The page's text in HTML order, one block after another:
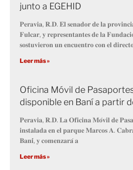
junto a EGEHID
𝐏𝐞𝐫𝐚𝐯𝐢𝐚, 𝐑.𝐃. 𝐄𝐥 𝐬𝐞𝐧𝐚𝐝𝐨𝐫 𝐝𝐞 𝐥𝐚
𝐅𝐮𝐥𝐜𝐚𝐫, 𝐲 𝐫𝐞𝐩𝐫𝐞𝐬𝐞𝐧𝐭𝐚𝐧𝐭𝐞𝐬 𝐝𝐞 𝐥𝐚
𝐬𝐨𝐬𝐭𝐮𝐯𝐢𝐞𝐫𝐨𝐧 𝐮𝐧 𝐞𝐧𝐜𝐮𝐞𝐧𝐭𝐫𝐨 𝐜𝐨𝐧 𝐞𝐥
Leer más »
Oficina Móvil de
disponible en Baní a partir
𝐏𝐞𝐫𝐚𝐯𝐢𝐚, 𝐑.𝐃. 𝐋𝐚 𝐎𝐟𝐢𝐜𝐢𝐧𝐚 𝐌𝐨́𝐯𝐢𝐥 𝐝𝐞
𝐢𝐧𝐬𝐭𝐚𝐥𝐚𝐝𝐚 𝐞𝐧 𝐞𝐥 𝐩𝐚𝐫𝐪𝐮𝐞 𝐌𝐚𝐫𝐜𝐨𝐬 𝐀.
𝐁𝐚𝐧𝐢́, 𝐲 𝐜𝐨𝐦𝐞𝐧𝐳𝐚𝐫𝐚́ 𝐚
Leer más »